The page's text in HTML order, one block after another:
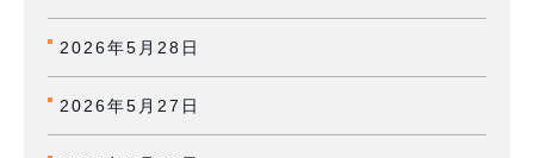
2026年5月28日
2026年5月27日